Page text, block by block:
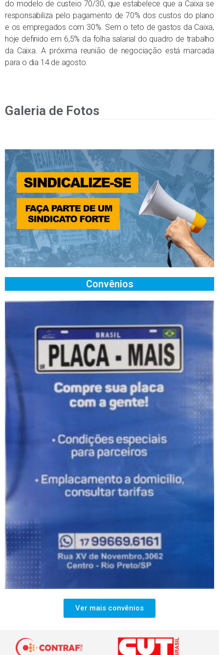
do modelo de custeio 70/30, que estabelece que a Caixa se
responsabiliza pelo pagamento de 70% dos custos do plano
e os empregados com 30%. Sem o teto de gastos da Caixa,
hoje definido em 6,5% da folha salarial do quadro de trabalho
da Caixa. A próxima reunião de negociação está marcada
para o dia 14 de agosto.
Galeria de Fotos
Convênios
Ver mais convênios